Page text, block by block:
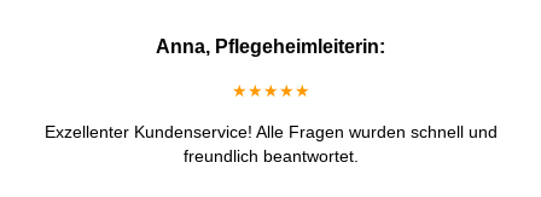
Anna, Pflegeheimleiterin:
★★★★★
Exzellenter Kundenservice! Alle Fragen wurden schnell und
freundlich beantwortet.